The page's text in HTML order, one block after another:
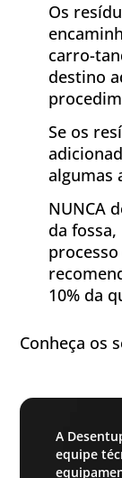
Os
carro-
destino
Se os
algumas
NUNCA
da
10% da
Conheça os
A
equipe